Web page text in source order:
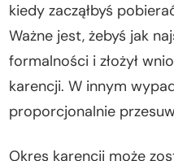
kiedy zacząłbyś
Ważne jest, żebyś jak
formalności i złożył
karencji. W innym
proporcjonalnie
Okres karencji może